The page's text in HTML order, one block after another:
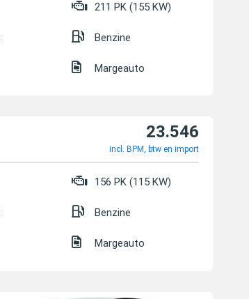
211 PK (155 KW)
Benzine
Margeauto
23.546
incl. BPM, btw en import
156 PK (115 KW)
Benzine
Margeauto